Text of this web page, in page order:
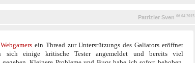
06.04.2015
Patrizier Sven
Webgamers ein Thread zur Unterstützungs des Galiators eröffnet
sich einige kritische Tester angemeldet und bereits viel